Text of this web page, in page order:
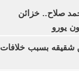
صلاح.. خزائن
بسبب خلافات